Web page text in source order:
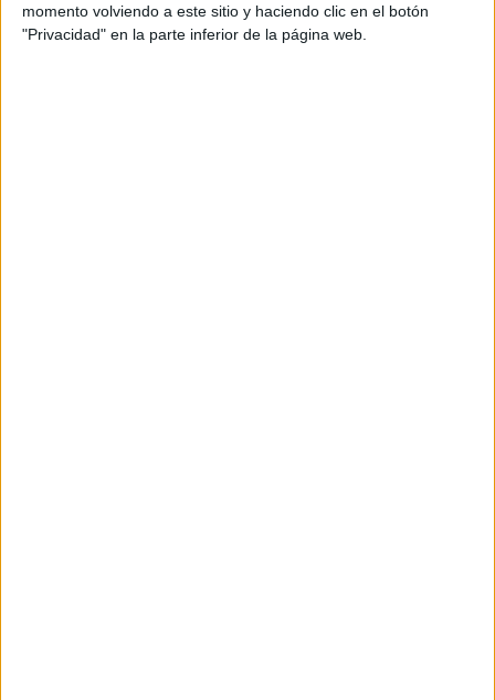
momento volviendo a este sitio y haciendo clic en el botón
"Privacidad" en la parte inferior de la página web.
SÍGUENOS EN FACEBOOK